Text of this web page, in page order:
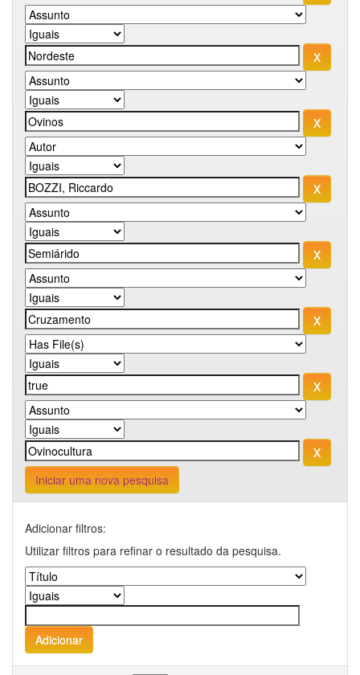
Iniciar uma nova pesquisa
Adicionar filtros:
Utilizar filtros para refinar o resultado da pesquisa.